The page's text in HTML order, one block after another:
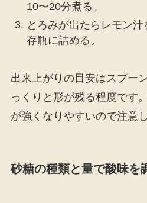
10〜20分煮る。
とろみが出たらレモン
存瓶に詰める。
出来上がりの目安はスプー
っくりと形が残る程度です
が強くなりやすいので注意
砂糖の種類と量で酸味を